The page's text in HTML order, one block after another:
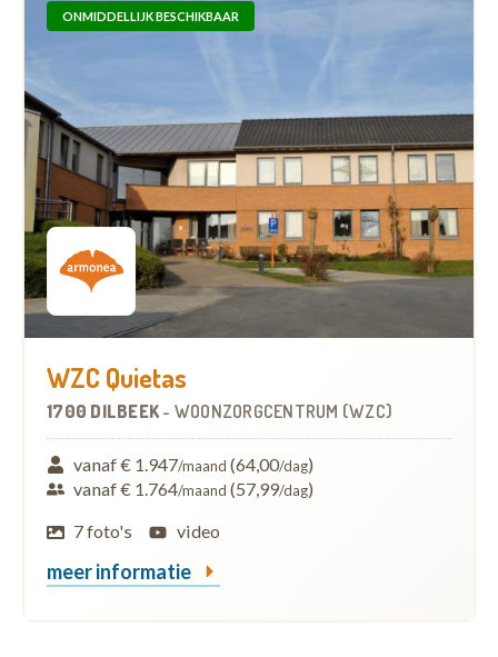
ONMIDDELLIJK BESCHIKBAAR
WZC Quietas
1700 DILBEEK- WOONZORGCENTRUM (WZC)
vanaf € 1.947/maand (64,00/dag)
vanaf € 1.764/maand (57,99/dag)
7 foto's
video
meer informatie